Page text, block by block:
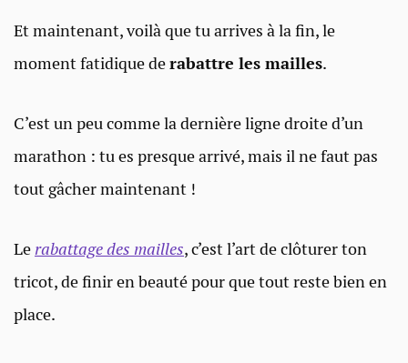
Et maintenant, voilà que tu arrives à la fin, le
moment fatidique derabattre les mailles.
C’est un peu comme la dernière ligne droite d’un
marathon : tu es presque arrivé, mais il ne faut pas
tout gâcher maintenant !
Le rabattage des mailles, c’est l’art de clôturer ton
tricot, de finir en beauté pour que tout reste bien en
place.